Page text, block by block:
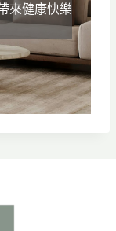
來健康快樂